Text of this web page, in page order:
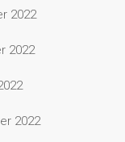
2022
2022
2022